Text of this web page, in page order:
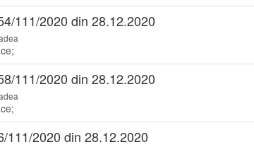
111/2020 din 28.12.2020
111/2020 din 28.12.2020
111/2020 din 28.12.2020